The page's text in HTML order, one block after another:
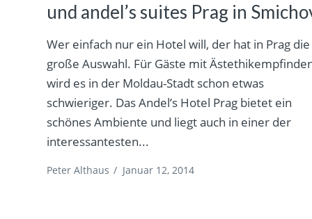
und andel’s suites Prag in
Wer einfach nur ein Hotel will, der hat in Prag die
große Auswahl. Für Gäste mit
wird es in der Moldau-Stadt schon etwas
schwieriger. Das Andel’s Hotel Prag bietet ein
schönes Ambiente und liegt auch in einer der
interessantesten...
Peter Althaus / Januar 12, 2014